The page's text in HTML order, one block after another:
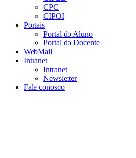
CPC
CIPOI
Portais
Portal do Aluno
Portal do Docente
WebMail
Intranet
Intranet
Newsletter
Fale conosco